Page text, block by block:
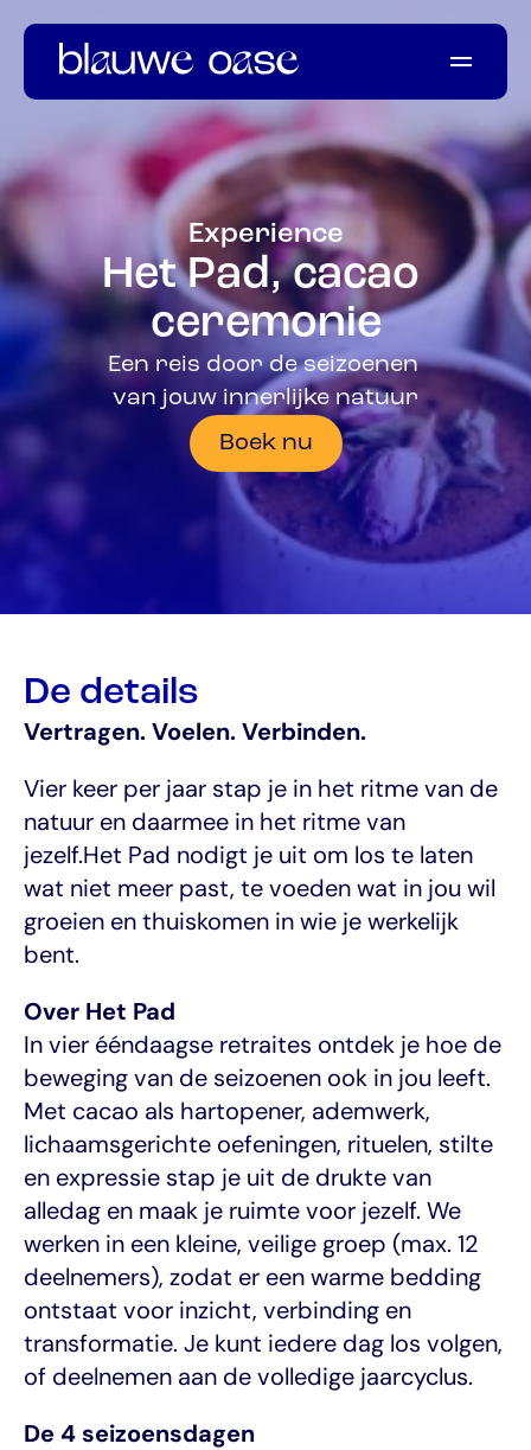
Welkom
Onze momenten
Ons verhaal
Informatie
Ervaringen
Experience
Het Pad, cacao
ceremonie
Een reis door de seizoenen
van jouw innerlijke natuur
Boek nu
De details
Vertragen. Voelen. Verbinden.
Vier keer per jaar stap je in het ritme van de
natuur en daarmee in het ritme van
jezelf.Het Pad nodigt je uit om los te laten
wat niet meer past, te voeden wat in jou wil
groeien en thuiskomen in wie je werkelijk
bent.
Over Het Pad
In vier ééndaagse retraites ontdek je hoe de
beweging van de seizoenen ook in jou leeft.
Met cacao als hartopener, ademwerk,
lichaamsgerichte oefeningen, rituelen, stilte
en expressie stap je uit de drukte van
alledag en maak je ruimte voor jezelf. We
werken in een kleine, veilige groep (max. 12
deelnemers), zodat er een warme bedding
ontstaat voor inzicht, verbinding en
transformatie. Je kunt iedere dag los volgen,
of deelnemen aan de volledige jaarcyclus.
De 4 seizoensdagen